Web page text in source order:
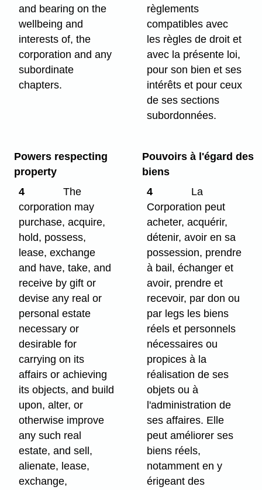
and bearing on the
wellbeing and
interests of, the
corporation and any
subordinate
chapters.
règlements
compatibles avec
les règles de droit et
avec la présente loi,
pour son bien et ses
intérêts et pour ceux
de ses sections
subordonnées.
Powers respecting
property
4
The
corporation may
purchase, acquire,
hold, possess,
lease, exchange
and have, take, and
receive by gift or
devise any real or
personal estate
necessary or
desirable for
carrying on its
affairs or achieving
its objects, and build
upon, alter, or
otherwise improve
any such real
estate, and sell,
alienate, lease,
exchange,
Pouvoirs à l'égard des
biens
4
La
Corporation peut
acheter, acquérir,
détenir, avoir en sa
possession, prendre
à bail, échanger et
avoir, prendre et
recevoir, par don ou
par legs les biens
réels et personnels
nécessaires ou
propices à la
réalisation de ses
objets ou à
l'administration de
ses affaires. Elle
peut améliorer ses
biens réels,
notamment en y
érigeant des